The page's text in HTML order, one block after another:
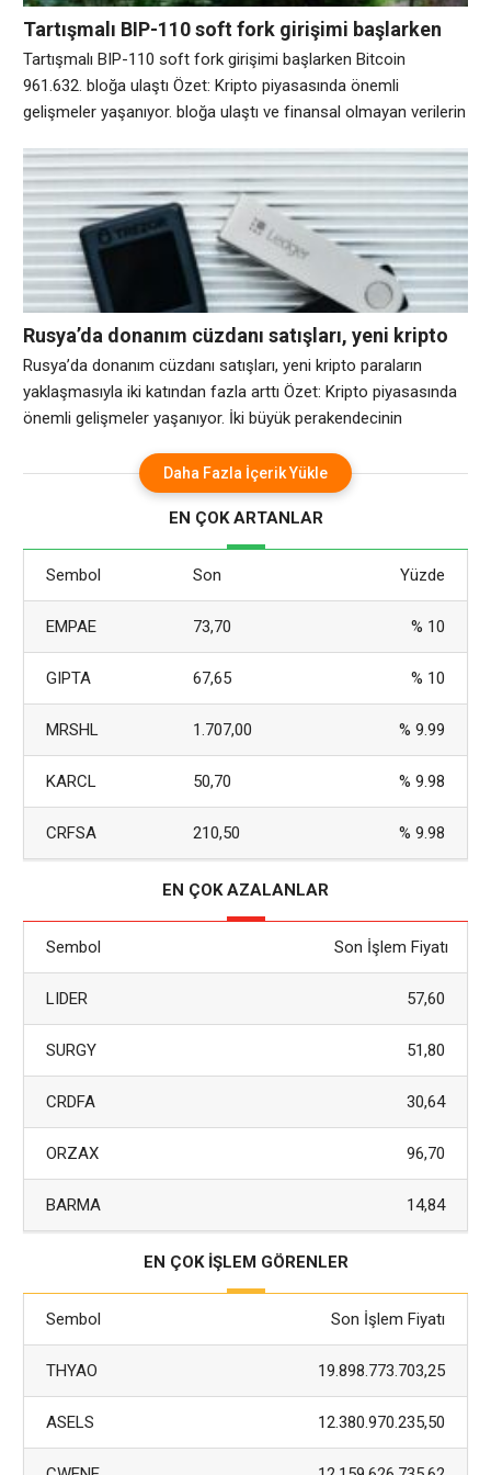
Tartışmalı BIP-110 soft fork girişimi başlarken
Bitcoin 961.632. bloğa ulaştı
Tartışmalı BIP-110 soft fork girişimi başlarken Bitcoin
961.632. bloğa ulaştı Özet: Kripto piyasasında önemli
gelişmeler yaşanıyor. bloğa ulaştı ve finansal olmayan verilerin
tartışmalı bir öneri olan BIP-110 için uzun zamandır beklenen
zorunlu sinyal dönemini tetikledi. Teklif, Cumartesi günü saat
19:35 UTC civarında sinyal aşamasına girdi ve madencilerden
gelen
Rusya’da donanım cüzdanı satışları, yeni kripto
paraların yaklaşmasıyla iki katından fazla arttı
Rusya’da donanım cüzdanı satışları, yeni kripto paraların
yaklaşmasıyla iki katından fazla arttı Özet: Kripto piyasasında
önemli gelişmeler yaşanıyor. İki büyük perakendecinin
hazırlanırken Rus tüketicilerin donanım kripto cüzdanlarına
olan talebi 2026’nın ilk yarısında iki kattan fazla arttı.
Perakendeci M.Video, pazarındaki birim satışların ikinci
çeyrekte ilk çeyreğe göre %107 arttığını,
Daha Fazla İçerik Yükle
EN ÇOK ARTANLAR
Sembol Son Yüzde
EMPAE 73,70 % 10
GIPTA 67,65 % 10
MRSHL 1.707,00 % 9.99
KARCL 50,70 % 9.98
CRFSA 210,50 % 9.98
EN ÇOK AZALANLAR
Sembol Son İşlem Fiyatı
LIDER 57,60
SURGY 51,80
CRDFA 30,64
ORZAX 96,70
BARMA 14,84
EN ÇOK İŞLEM GÖRENLER
Sembol Son İşlem Fiyatı
THYAO 19.898.773.703,25
ASELS 12.380.970.235,50